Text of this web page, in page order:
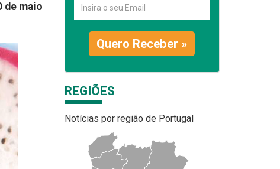
de maio
Quero Receber »
REGIÕES
Notícias por região de Portugal